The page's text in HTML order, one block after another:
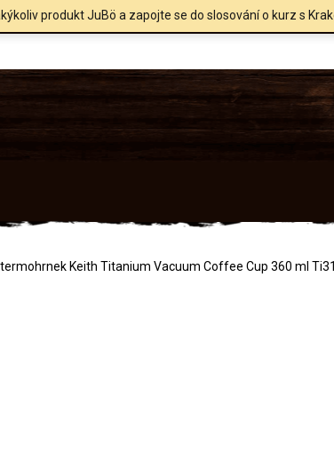
produkt JuBö a zapojte se do slosování o kurz s
Keith Titanium Vacuum Coffee Cup 360 ml